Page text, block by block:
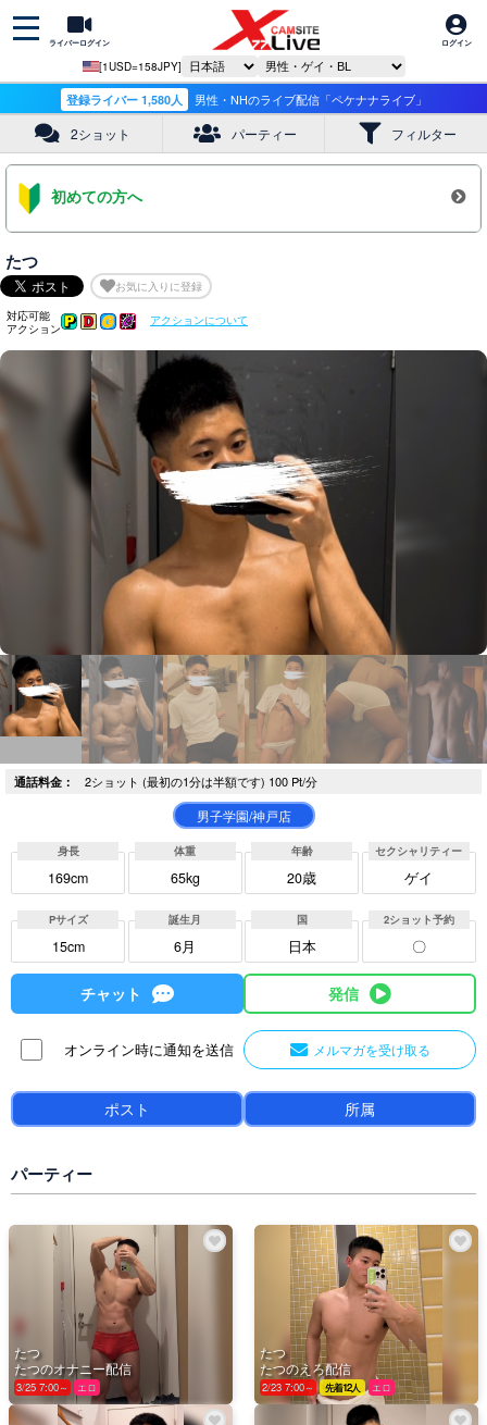
ライバーログイン ログイン
[1USD=158JPY]
登録ライバー 1,580人 男性・NHのライブ配信「ペケナナライブ」
2ショット パーティー フィルター
初めての方へ
たつ
お気に入りに登録
対応可能
アクション
アクションについて
通話料金： 2ショット (最初の1分は半額です) 100 Pt/分
男子学園/神戸店
身長
169cm
体重
65kg
年齢
20歳
セクシャリティー
ゲイ
Pサイズ
15cm
誕生月
6月
国
日本
2ショット予約
〇
チャット 発信
オンライン時に通知を送信 メルマガを受け取る
ポスト 所属
パーティー
たつ
たつのオナニー配信
3/25 7:00～ エロ
たつ
たつのえろ配信
2/23 7:00～ 先着12人 エロ